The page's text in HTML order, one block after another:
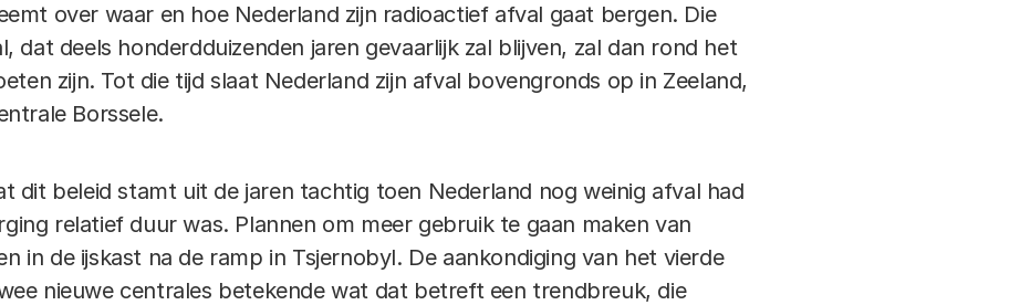
over waar en hoe Nederland zijn radioactief afval gaat bergen. Die
dat deels honderdduizenden jaren gevaarlijk zal blijven, zal dan rond het
zijn. Tot die tijd slaat Nederland zijn afval bovengronds op in Zeeland,
Borssele.
dit beleid stamt uit de jaren tachtig toen Nederland nog weinig afval had
relatief duur was. Plannen om meer gebruik te gaan maken van
in de ijskast na de ramp in Tsjernobyl. De aankondiging van het vierde
nieuwe centrales betekende wat dat betreft een trendbreuk, die